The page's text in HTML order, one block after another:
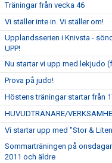
Träningar från vecka 46
Vi ställer inte in. Vi ställer om!
Upplandsserien i Knivsta -
UPP!
Nu startar vi upp med lekjudo
Prova på judo!
Höstens träningar startar från
HUVUDTRÄNARE/
Vi startar upp med "Stor &
Sommarträningen på
2011 och äldre